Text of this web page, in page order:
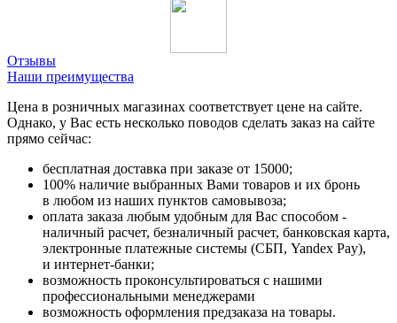
Отзывы
Наши преимущества
Цена в розничных магазинах соответствует цене на сайте.
Однако, у Вас есть несколько поводов сделать заказ на сайте
прямо сейчас:
бесплатная доставка при заказе от 15000;
100% наличие выбранных Вами товаров и их бронь
в любом из наших пунктов самовывоза;
оплата заказа любым удобным для Вас способом -
наличный расчет, безналичный расчет, банковская карта,
электронные платежные системы (СБП, Yandex Pay),
и интернет-банки;
возможность проконсультироваться с нашими
профессиональными менеджерами
возможность оформления предзаказа на товары.